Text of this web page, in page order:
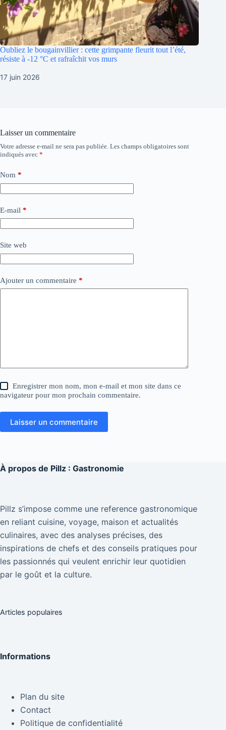
Oubliez le bougainvillier : cette grimpante fleurit tout l’été,
résiste à -12 °C et rafraîchit vos murs
17 juin 2026
Laisser un commentaire
Votre adresse e-mail ne sera pas publiée. Les champs obligatoires sont
indiqués avec *
Nom *
E-mail *
Site web
Ajouter un commentaire *
Enregistrer mon nom, mon e-mail et mon site dans ce
navigateur pour mon prochain commentaire.
Laisser un commentaire
À propos de Pillz : Gastronomie
Pillz s’impose comme une reference gastronomique
en reliant cuisine, voyage, maison et actualités
culinaires, avec des analyses précises, des
inspirations de chefs et des conseils pratiques pour
les passionnés qui veulent enrichir leur quotidien
par le goût et la culture.
Articles populaires
Informations
Plan du site
Contact
Politique de confidentialité